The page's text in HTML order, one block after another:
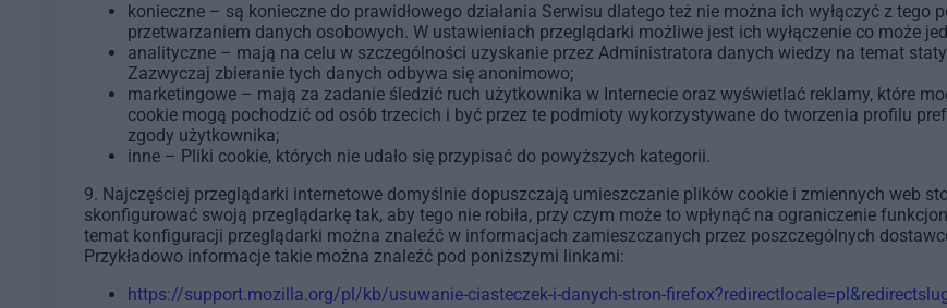
konieczne – są konieczne do prawidłowego działania Serwisu dlatego też nie można ich wyłączyć z
przetwarzaniem danych osobowych. W ustawieniach przeglądarki możliwe jest ich wyłączenie co może
analityczne – mają na celu w szczególności uzyskanie przez Administratora danych wiedzy na temat
Zazwyczaj zbieranie tych danych odbywa się anonimowo;
marketingowe – mają za zadanie śledzić ruch użytkownika w Internecie oraz wyświetlać reklamy, które
cookie mogą pochodzić od osób trzecich i być przez te podmioty wykorzystywane do tworzenia profilu
zgody użytkownika;
inne – Pliki cookie, których nie udało się przypisać do powyższych kategorii.
9. Najczęściej przeglądarki internetowe domyślnie dopuszczają umieszczanie plików cookie i zmiennych web
skonfigurować swoją przeglądarkę tak, aby tego nie robiła, przy czym może to wpłynąć na ograniczenie
temat konfiguracji przeglądarki można znaleźć w informacjach zamieszczanych przez poszczególnych
Przykładowo informacje takie można znaleźć pod poniższymi linkami:
https://support.mozilla.org/pl/kb/usuwanie-ciasteczek-i-danych-stron-